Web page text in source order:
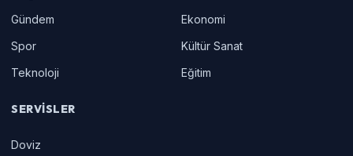
Gündem
Ekonomi
Spor
Kültür Sanat
Teknoloji
Eğitim
SERVISLER
Doviz